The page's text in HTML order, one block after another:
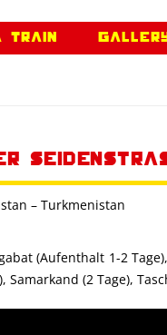
Train
– Turkmenistan
(Aufenthalt 1-2
(2 Tage),